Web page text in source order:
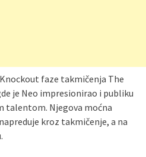
faze takmičenja The
je Neo impresionirao i publiku
talentom. Njegova moćna
kroz takmičenje, a na